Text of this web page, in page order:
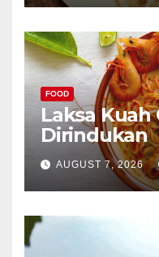
FOOD
Laksa Kuah
Dirindukan
AUGUST 7, 2026